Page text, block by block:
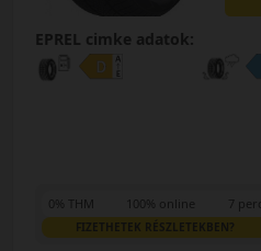
EPREL cimke adatok:
0% THM 100% online 7 perc
FIZETHETEK RÉSZLETEKBEN?